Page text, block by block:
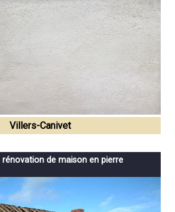
Villers-Canivet
rénovation de maison en pierre